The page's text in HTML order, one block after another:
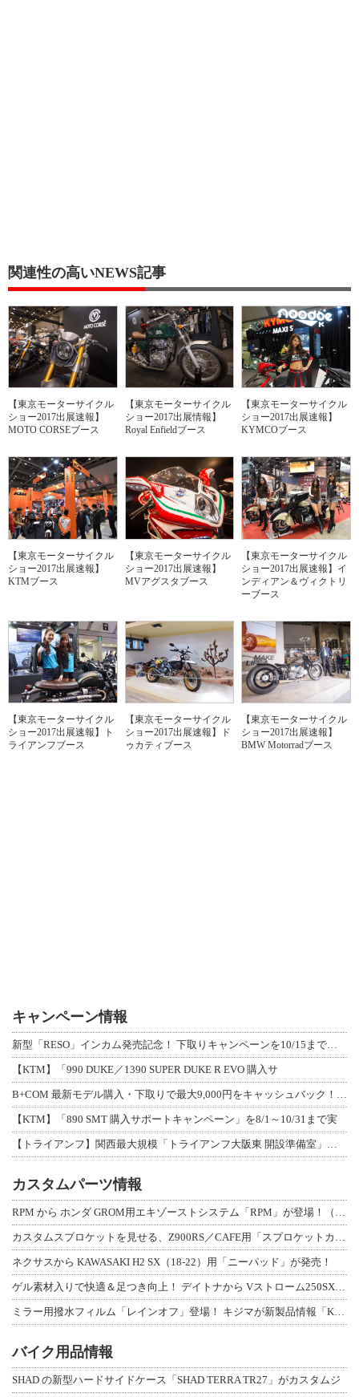
関連性の高いNEWS記事
【東京モーターサイクル
ショー2017出展速報】
MOTO CORSEブース
【東京モーターサイクル
ショー2017出展情報】
Royal Enfieldブース
【東京モーターサイクル
ショー2017出展速報】
KYMCOブース
【東京モーターサイクル
ショー2017出展速報】
KTMブース
【東京モーターサイクル
ショー2017出展速報】
MVアグスタブース
【東京モーターサイクル
ショー2017出展速報】イ
ンディアン＆ヴィクトリ
ーブース
【東京モーターサイクル
ショー2017出展速報】ト
ライアンフブース
【東京モーターサイクル
ショー2017出展速報】ド
ゥカティブース
【東京モーターサイクル
ショー2017出展速報】
BMW Motorradブース
キャンペーン情報
【KTM】「990 DUKE／1390 SUPER DUKE R EVO 購入サ
【KTM】「890 SMT 購入サポートキャンペーン」を8/1～10/31まで実
カスタムパーツ情報
ネクサスから KAWASAKI H2 SX（18-22）用「ニーパッド」が発売！
バイク用品情報
SHAD の新型ハードサイドケース「SHAD TERRA TR27」がカスタムジ